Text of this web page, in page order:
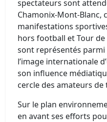
spectateurs sont
Chamonix-Mont-Blanc,
manifestations
hors football et Tour de
sont représentés
l’image internationale
son influence
cercle des amateurs de
Sur le plan
en avant ses efforts